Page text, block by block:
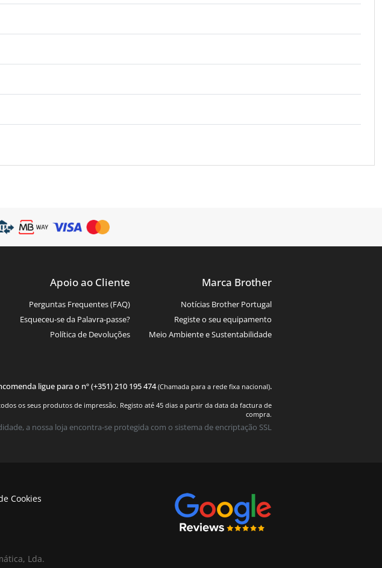
Apoio ao Cliente
Perguntas Frequentes (FAQ)
Esqueceu-se da Palavra-passe?
Política de Devoluções
Marca Brother
Notícias Brother Portugal
Registe o seu equipamento
Meio Ambiente e Sustentabilidade
ligue para o nº (+351) 210 195 474(Chamada para a rede fixa nacional).
os seus produtos de impressão. Registo até 45 dias a partir da data da factura de
compra.
a nossa loja encontra-se protegida com o sistema de encriptação SSL
Cookies
Lda.